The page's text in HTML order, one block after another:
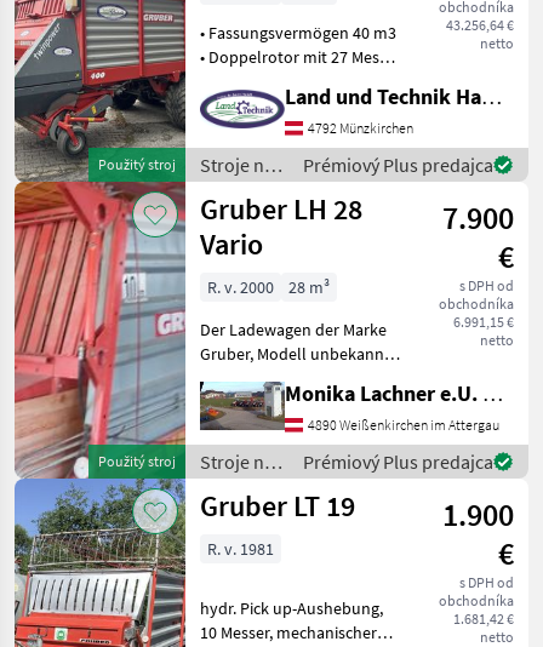
Použitý stroj
obchodníka
43.256,64 €
netto
• Fassungsvermögen 40 m3
• Doppelrotor mit 27 Messer
Pendel Pickup 5 reihig mit
180 cm • Tasträder
luftbereift •
Rollenniederhalter •
Land und Technik HandelsgesmbH
4792 Münzkirchen
Stroje na
zber
objemových
krmív /
Gruber
Prémiový Plus predajca
Použitý stroj
Gruber LH 28
Vario
7.900
€
s DPH od
obchodníka
6.991,15 €
netto
R. v. 2000
28 m³
Der Ladewagen der Marke
Gruber, Modell unbekannt,
wurde im Jahr 2000
hergestellt und ist mit
einem Ladevolumen von 28
Litern ausgestattet. Dieses
Modell ist ein Aufb
Monika Lachner e.U. Maschinenhandel
4890 Weißenkirchen im Attergau
Stroje na
zber
objemových
Gruber
Prémiový Plus predajca
Gruber LT 19
1.900
€
s DPH od
obchodníka
1.681,42 €
netto
R. v. 1981
hydr. Pick up-Aushebung,
10 Messer, mechanischer